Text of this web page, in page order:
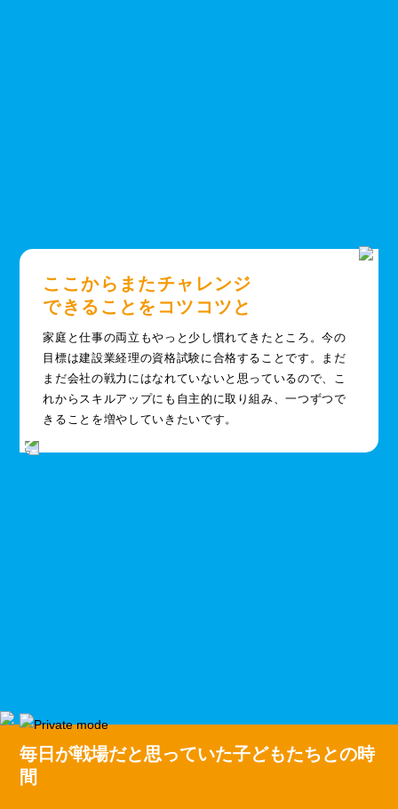
ここからまたチャレンジ
できることをコツコツと
家庭と仕事の両立もやっと少し慣れてきたところ。今の
目標は建設業経理の資格試験に合格することです。まだ
まだ会社の戦力にはなれていないと思っているので、こ
れからスキルアップにも自主的に取り組み、一つずつで
きることを増やしていきたいです。
毎日が戦場だと思っていた子どもたちとの時
間